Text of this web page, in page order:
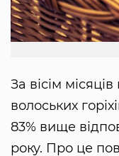
За вісім
волоських
83% вище
року. Про це